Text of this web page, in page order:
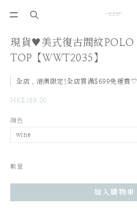
現貨♥美式復古間紋POLO
TOP【WWT2035】
全店，港澳限定!全店買滿$699免運費♡
HK$189.00
顏色
數量
加入購物車